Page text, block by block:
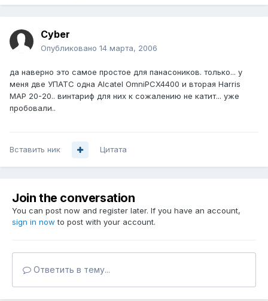
Cyber
Опубликовано 14 марта, 2006
да наверно это самое простое для панасоников. только... у
меня две УПАТС одна Alcatel OmniPCX4400 и вторая Harris
MAP 20-20.. винтариф для них к сожалению не катит... уже
пробовали..
Вставить ник Цитата
Join the conversation
You can post now and register later. If you have an account,
sign in now to post with your account.
Ответить в тему...